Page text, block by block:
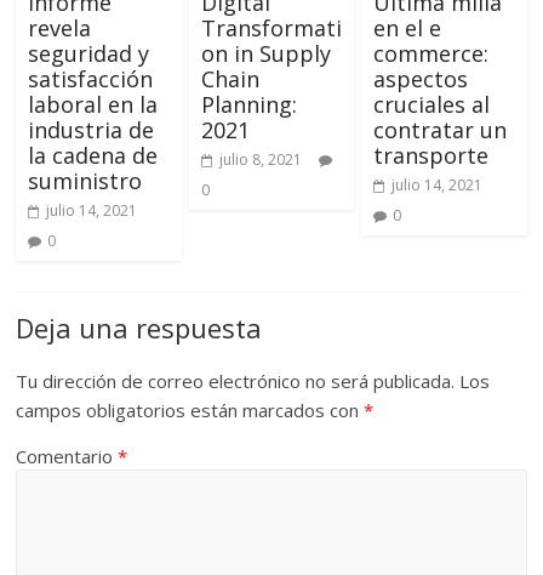
revela
seguridad y
satisfacción
laboral en la
industria de
la cadena de
suministro
julio 14, 2021
0
Transformati
on in Supply
Chain
Planning:
2021
julio 8, 2021
0
en el e
commerce:
aspectos
cruciales al
contratar un
transporte
julio 14, 2021
0
Deja una respuesta
Tu dirección de correo electrónico no será publicada. Los
campos obligatorios están marcados con*
Comentario*